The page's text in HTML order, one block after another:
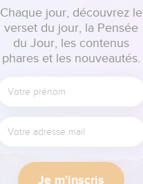
Chaque jour, découvrez le
verset du jour, la Pensée
du Jour, les contenus
phares et les nouveautés.
Je m'inscris